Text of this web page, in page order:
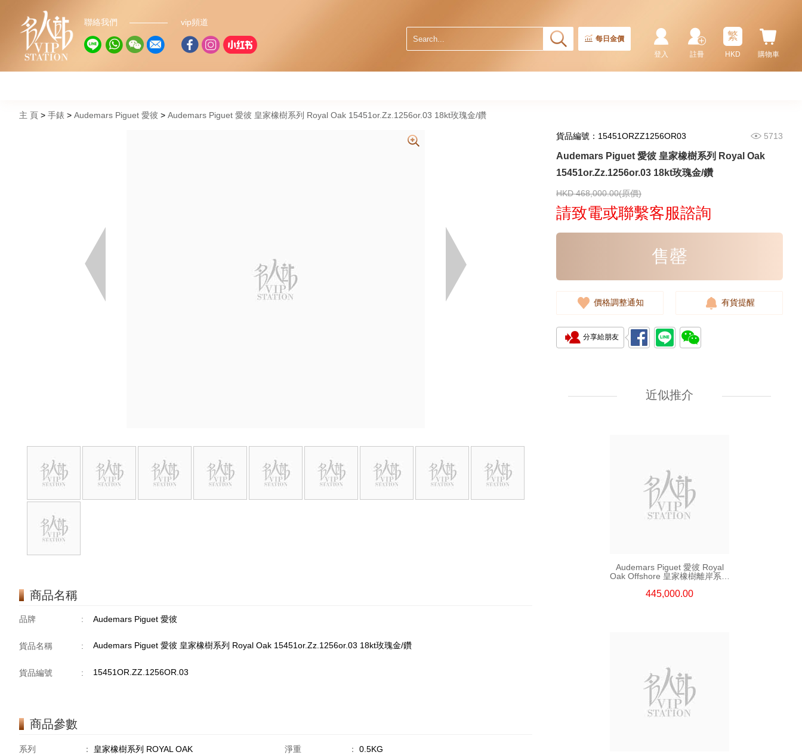
聯絡我們 vip頻道
每日金價
購物車
繁
HKD
註冊
登入
主 頁 手錶 Audemars Piguet 愛彼 Audemars Piguet 愛彼 皇家橡樹系列 Royal Oak 15451or.Zz.1256or.03 18kt玫瑰金/鑽
商品名稱
品牌 : Audemars Piguet 愛彼
貨品名稱 : Audemars Piguet 愛彼 皇家橡樹系列 Royal Oak 15451or.Zz.1256or.03 18kt玫瑰金/鑽
貨品編號 : 15451OR.ZZ.1256OR.03
商品參數
系列 ： 皇家橡樹系列 ROYAL OAK 淨重 ： 0.5KG
貨品編號：15451ORZZ1256OR03 5713
Audemars Piguet 愛彼 皇家橡樹系列 Royal Oak
15451or.Zz.1256or.03 18kt玫瑰金/鑽
HKD 468,000.00(原價)
請致電或聯繫客服諮詢
售罄
價格調整通知 有貨提醒
分享給朋友
近似推介
Audemars Piguet 愛彼 Royal
15510st.Oo.1320st.08 精鋼
15720st.Oo.A009ca.01 精鋼
203,000.00
Audemars Piguet 愛彼 Royal
Oak Offshore 皇家橡樹離岸系列
18kt玫瑰金
445,000.00